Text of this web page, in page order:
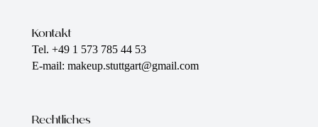
Kontakt
Tel. +49 1 573 785 44 53
E-mail: makeup.stuttgart@gmail.com
Rechtliches